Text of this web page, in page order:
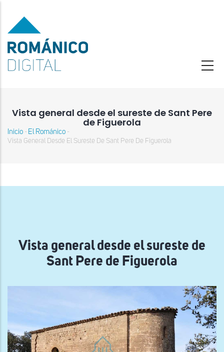
contenido
principal
Vista general desde el sureste de Sant Pere
de Figuerola
Sobrescribir
ayuda
Inicio - El Románico -
Vista General Desde El Sureste De Sant Pere De Figuerola
Vista general desde el sureste de
Sant Pere de Figuerola